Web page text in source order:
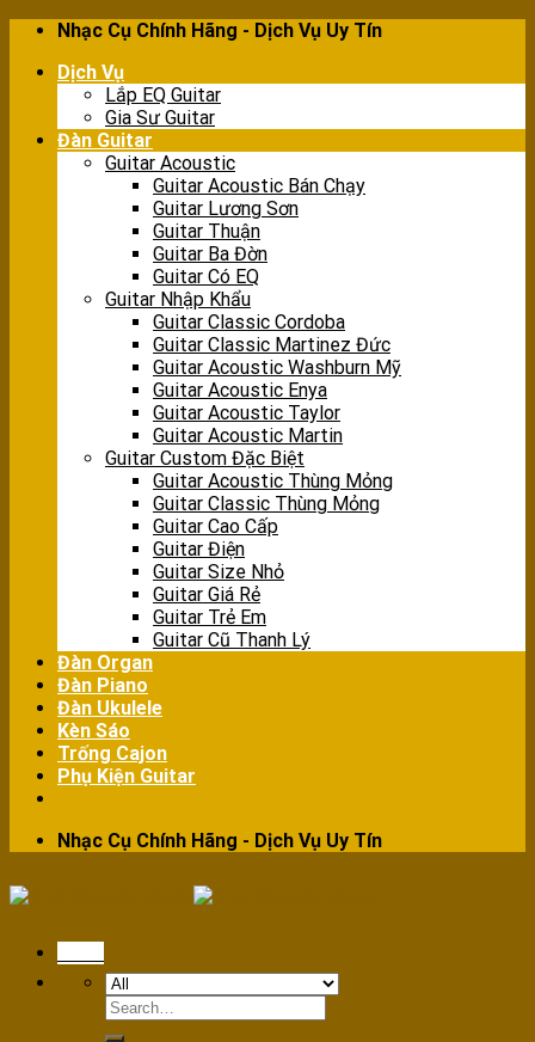
Skip
content
Nhạc Cụ Chính Hãng - Dịch Vụ Uy Tín
Dịch Vụ
Lắp EQ Guitar
Gia Sư Guitar
Đàn Guitar
Guitar Acoustic
Guitar Acoustic Bán Chạy
Guitar Lương Sơn
Guitar Thuận
Guitar Ba Đờn
Guitar Có EQ
Guitar Nhập Khẩu
Guitar Classic Cordoba
Guitar Classic Martinez Đức
Guitar Acoustic Washburn Mỹ
Guitar Acoustic Enya
Guitar Acoustic Taylor
Guitar Acoustic Martin
Guitar Custom Đặc Biệt
Guitar Acoustic Thùng Mỏng
Guitar Classic Thùng Mỏng
Guitar Cao Cấp
Guitar Điện
Guitar Size Nhỏ
Guitar Giá Rẻ
Guitar Trẻ Em
Guitar Cũ Thanh Lý
Đàn Organ
Đàn Piano
Đàn Ukulele
Kèn Sáo
Trống Cajon
Phụ Kiện Guitar
Nhạc Cụ Chính Hãng - Dịch Vụ Uy Tín
Search
for: